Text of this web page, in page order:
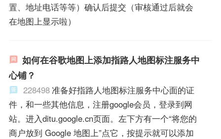
置、地址电话等等）确认后提交（审核通过后就会
在地图上显示啦）
如何在谷歌地图上添加指路人地图标注服务中
心铺？
228498准备好指路人地图标注服务中心面的证
件，和一些其他信息，注册google会员，登录到网
站。进入ditu.google.cn页面。左下方有一个“将您的
商户放到 Google 地图上”点它，按提示就可以添加